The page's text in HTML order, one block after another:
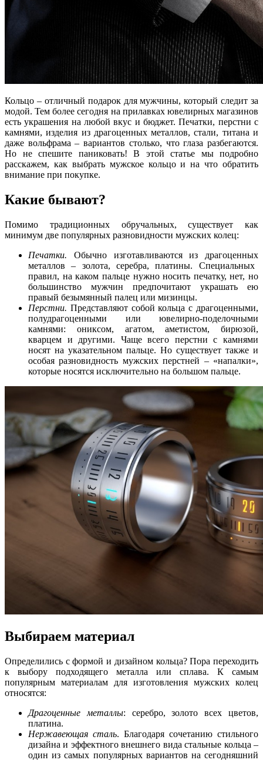
Кольцо – отличный подарок для мужчины, который следит за
модой. Тем более сегодня на прилавках ювелирныхмагазинов
есть украшения на любой вкус и бюджет. Печатки, перстни с
камнями,изделия из драгоценныхметаллов, стали, титана и
даже вольфрама – вариантов столько, что глаза разбегаются.
Но не спешите паниковать! В этой статье мы подробно
расскажем, как выбрать мужское кольцои на что обратить
внимание при покупке.
Какие бывают?
Помимо традиционных обручальных, существует как
минимум две популярных разновидности мужских колец:
Печатки. Обычно изготавливаются из драгоценных
металлов – золота, серебра, платины. Специальных
правил, на каком пальце нужноносить печатку, нет, но
большинство мужчин предпочитают украшать ею
правый безымянный палец или мизинцы.
Перстни. Представляют собой кольца с драгоценными,
полудрагоценными или ювелирно-поделочными
камнями: ониксом, агатом, аметистом, бирюзой,
кварцем и другими. Чаще всего перстни с камнями
носят на указательном пальце. Но существует также и
особая разновидность мужских перстней – «напалки»,
которые носятся исключительно на большом пальце.
Выбираем материал
Определились сформой и дизайном кольца? Пора переходить
к выбору подходящего металла или сплава. К самым
популярным материалам для изготовления мужских колец
относятся:
Драгоценные металлы: серебро, золото всех цветов,
платина.
Нержавеющая сталь. Благодаря сочетанию стильного
дизайна и эффектного внешнего вида стальные кольца –
один из самых популярных вариантов на сегодняшний